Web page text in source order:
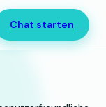
Chat starten